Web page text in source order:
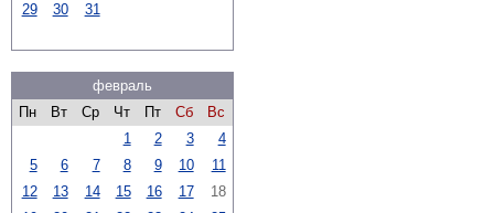
29
30 31
февраль
Пн
Вт Ср Чт Пт Сб
Вс
1
2 3
4
5
6 7 8 9 10
11
12
13 14 15 16 17
18